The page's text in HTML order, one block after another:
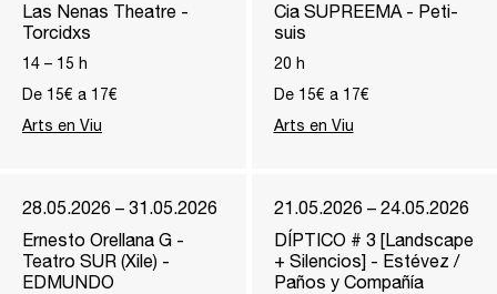
Las Nenas Theatre -
Torcidxs
14 – 15 h
De 15€ a 17€
Arts en Viu
Cia SUPREEMA - Peti-
suis
20 h
De 15€ a 17€
Arts en Viu
28.05.2026 – 31.05.2026
Ernesto Orellana G -
Teatro SUR (Xile) -
EDMUNDO
21.05.2026 – 24.05.2026
DÍPTICO # 3 [Landscape
+ Silencios] - Estévez /
Paños y Compañía